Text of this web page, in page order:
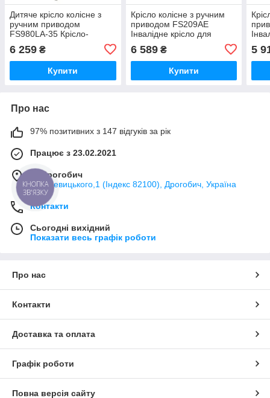
Дитяче крісло колісне з
ручним приводом
FS980LA-35 Крісло-
обмеженими
можливостями
6 259 ₴
Купити
Крісло колісне з ручним
приводом FS209AE
Інвалідне крісло для
6 589₴
Купити
5
Про нас
97% позитивних з 147 відгуків за рік
Працює з 23.02.2021
м. Дрогобич
вул. Левицького,1 (Індекс 82100), Дрогобич, Україна
Контакти
Сьогодні вихідний
Показати весь графік роботи
Про нас
Контакти
Доставка та оплата
Графік роботи
Повна версія сайту
КНОПКА
ЗВ'ЯЗКУ